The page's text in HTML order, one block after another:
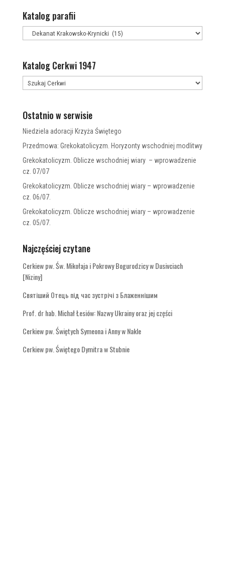
Katalog parafii
Katalog Cerkwi 1947
Ostatnio w serwisie
Niedziela adoracji Krzyża Świętego
Przedmowa: Grekokatolicyzm. Horyzonty wschodniej modlitwy
Grekokatolicyzm. Oblicze wschodniej wiary – wprowadzenie
cz. 07/07
Grekokatolicyzm. Oblicze wschodniej wiary – wprowadzenie
cz. 06/07.
Grekokatolicyzm. Oblicze wschodniej wiary – wprowadzenie
cz. 05/07.
Najczęściej czytane
Cerkiew pw. Św. Mikołaja i Pokrowy Bogurodzicy w Dusivciach
[Niziny]
Святіший Отець під час зустрічі з Блаженнішим
Prof. dr hab. Michał Łesiów: Nazwy Ukrainy oraz jej części
Cerkiew pw. Świętych Symeona i Anny w Nakle
Cerkiew pw. Świętego Dymitra w Stubnie